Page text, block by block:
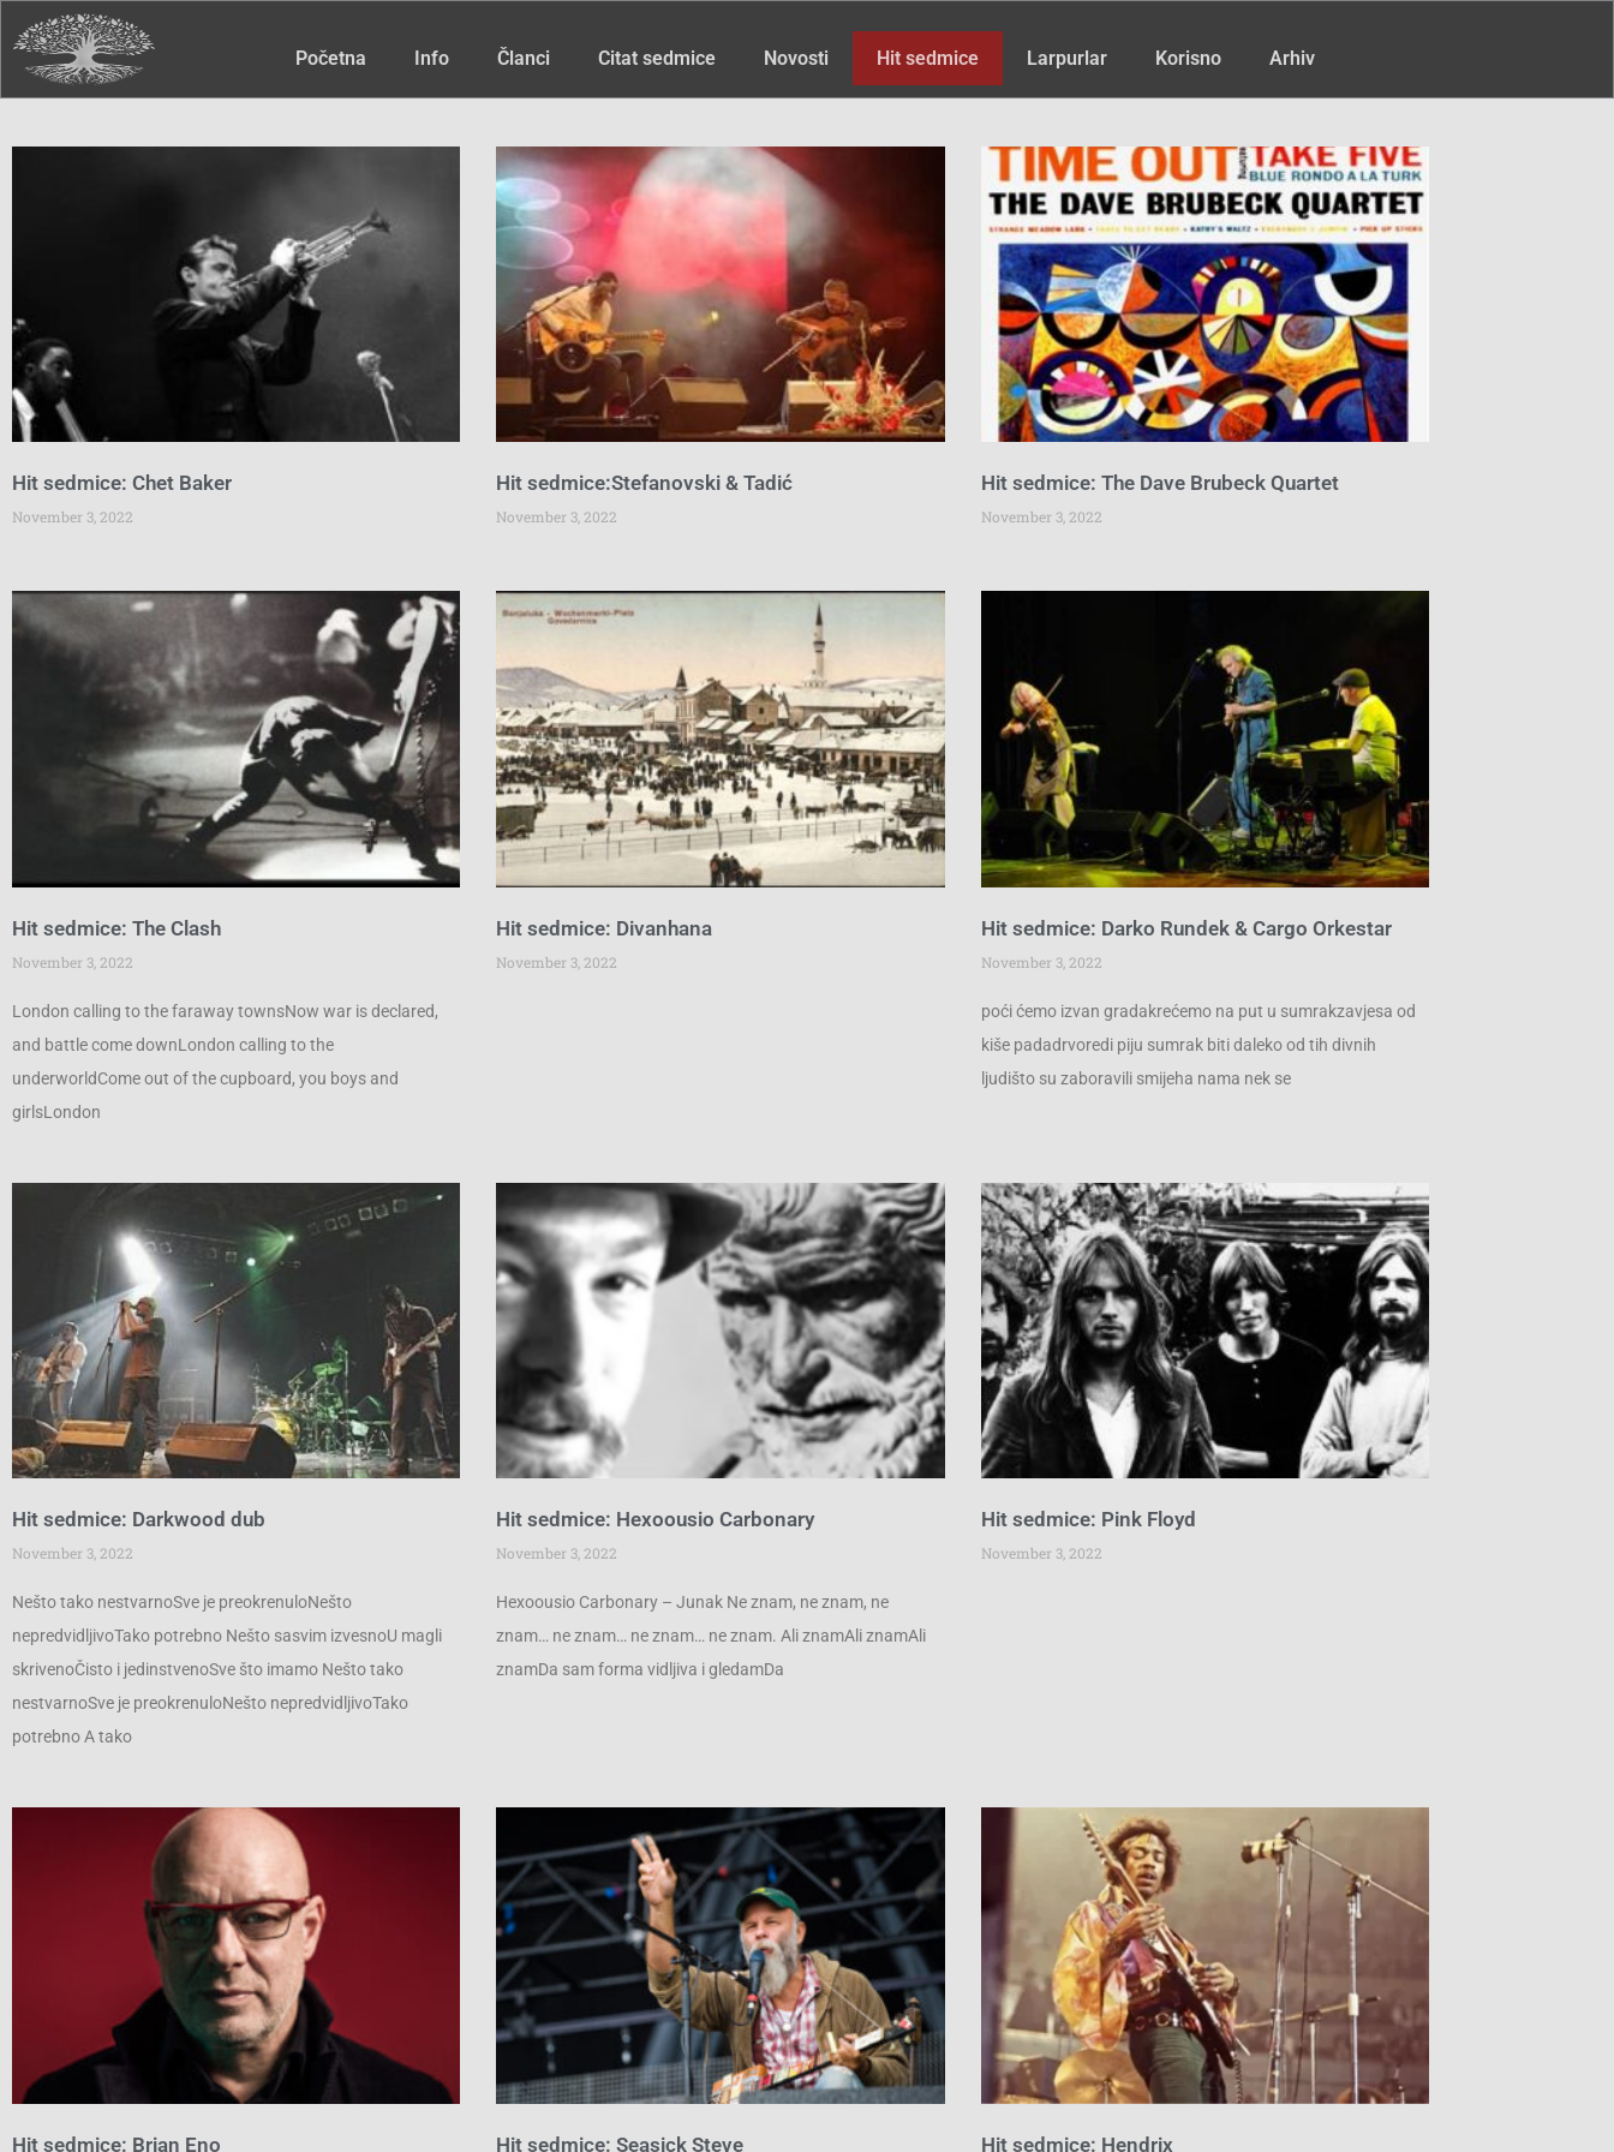
Početna Info Članci Citat sedmice Novosti Hit sedmice Larpurlar Korisno Arhiv
Hit sedmice: Chet Baker
November 3, 2022
Hit sedmice:Stefanovski & Tadić
November 3, 2022
Hit sedmice: The Dave Brubeck Quartet
November 3, 2022
Hit sedmice: The Clash
November 3, 2022
London calling to the faraway townsNow war is declared,
and battle come downLondon calling to the
underworldCome out of the cupboard, you boys and
girlsLondon
Hit sedmice: Divanhana
November 3, 2022
Hit sedmice: Darko Rundek & Cargo Orkestar
November 3, 2022
poći ćemo izvan gradakrećemo na put u sumrakzavjesa od
kiše padadrvoredi piju sumrak biti daleko od tih divnih
ljudišto su zaboravili smijeha nama nek se
Hit sedmice: Darkwood dub
November 3, 2022
Nešto tako nestvarnoSve je preokrenuloNešto
nepredvidljivoTako potrebno Nešto sasvim izvesnoU magli
skrivenoČisto i jedinstvenoSve što imamo Nešto tako
nestvarnoSve je preokrenuloNešto nepredvidljivoTako
potrebno A tako
Hit sedmice: Hexoousio Carbonary
November 3, 2022
Hexoousio Carbonary – Junak Ne znam, ne znam, ne
znam… ne znam… ne znam… ne znam. Ali znamAli znamAli
znamDa sam forma vidljiva i gledamDa
Hit sedmice: Pink Floyd
November 3, 2022
Hit sedmice: Brian Eno Hit sedmice: Seasick Steve Hit sedmice: Hendrix
PagePage PagePagePagePage